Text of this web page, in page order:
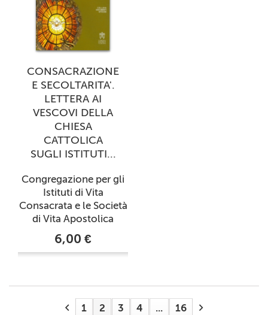
CONSACRAZIONE
E SECOLTARITA'.
LETTERA AI
VESCOVI DELLA
CHIESA
CATTOLICA
SUGLI ISTITUTI...
Congregazione per gli
Istituti di Vita
Consacrata e le Società
di Vita Apostolica
6,00 €
1 2 3 4 ... 16